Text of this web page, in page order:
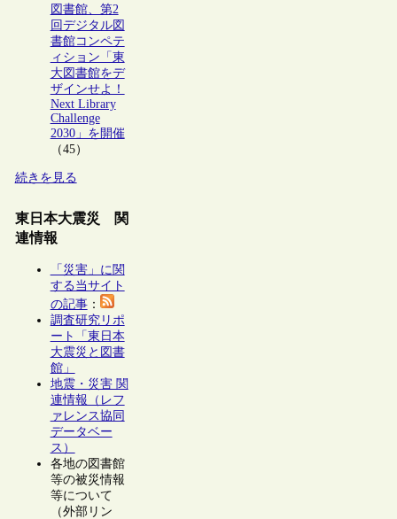
図書館、第2
回デジタル図
書館コンペテ
ィション「東
大図書館をデ
ザインせよ！
Next Library
Challenge
2030」を開催
（45）
続きを見る
東日本大震災 関
連情報
「災害」に関
する当サイト
の記事：
調査研究リポ
ート「東日本
大震災と図書
館」
地震・災害 関
連情報（レフ
ァレンス協同
データベー
ス）
各地の図書館
等の被災情報
等について
（外部リン